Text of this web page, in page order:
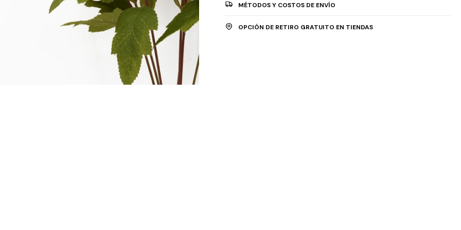
MÉTODOS Y COSTOS DE ENVÍO
OPCIÓN DE RETIRO GRATUITO EN TIENDAS